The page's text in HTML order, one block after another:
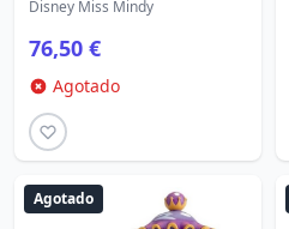
Disney Miss Mindy
76,50 €
Agotado
Agotado